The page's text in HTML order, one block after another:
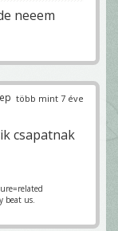
neeem
több mint 7 éve
csapatnak
beat us.